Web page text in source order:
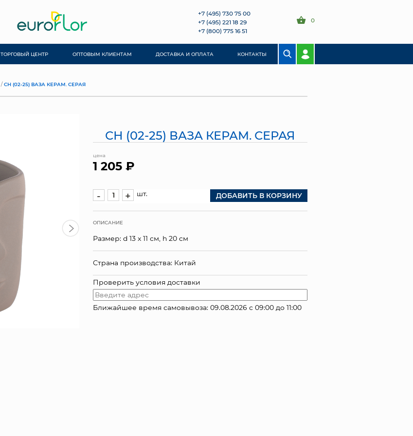
+7 (495) 730 75 00
+7 (495) 221 18 29
+7 (800) 775 16 51
0
ТОРГОВЫЙ ЦЕНТР ОПТОВЫМ КЛИЕНТАМ ДОСТАВКА И ОПЛАТА КОНТАКТЫ
СН (02-25) ВАЗА КЕРАМ. СЕРАЯ
СН (02-25) ВАЗА КЕРАМ. СЕРАЯ
цена
1 205 ₽
- + шт. ДОБАВИТЬ В КОРЗИНУ
ОПИСАНИЕ
Размер: d 13 x 11 см, h 20 cм
Страна производства: Китай
Проверить условия доставки
Ближайшее время самовывоза: 09.08.2026 с 09:00 до 11:00